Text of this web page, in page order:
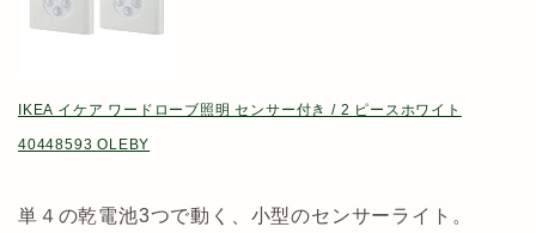
IKEA イケア ワードローブ照明 センサー付き / 2 ピースホワイト
40448593 OLEBY
単４の乾電池3つで動く、小型のセンサーライト。